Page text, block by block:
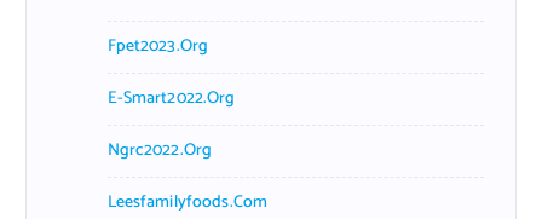
Fpet2023.org
E-Smart2022.org
Ngrc2022.org
Leesfamilyfoods.com